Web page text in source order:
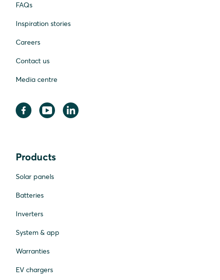
FAQs
Inspiration stories
Careers
Contact us
Media centre
Products
Solar panels
Batteries
Inverters
System & app
Warranties
EV chargers